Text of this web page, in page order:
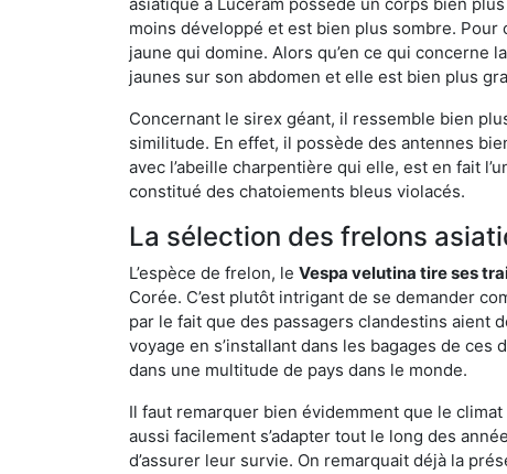
moins développé et est bien plus sombre.
jaune qui domine. Alors qu’en ce qui concerne
jaunes sur son abdomen et elle est bien plus
Concernant le sirex géant, il ressemble bien
similitude. En effet, il possède des antennes
avec l’abeille charpentière qui elle, est en fait
constitué des chatoiements bleus violacés.
La sélection des frelons
L’espèce de frelon, le Vespa velutina tire ses
Corée. C’est plutôt intrigant de se demander
par le fait que des passagers clandestins aient
voyage en s’installant dans les bagages de
dans une multitude de pays dans le monde.
Il faut remarquer bien évidemment que le
aussi facilement s’adapter tout le long des
d’assurer leur survie. On remarquait déjà la